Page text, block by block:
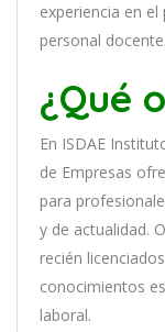
experiencia en el
personal docente
¿Qué
En ISDAE
de Empresas ofre
para profesional
y de actualidad. O
recién
conocimientos
laboral.